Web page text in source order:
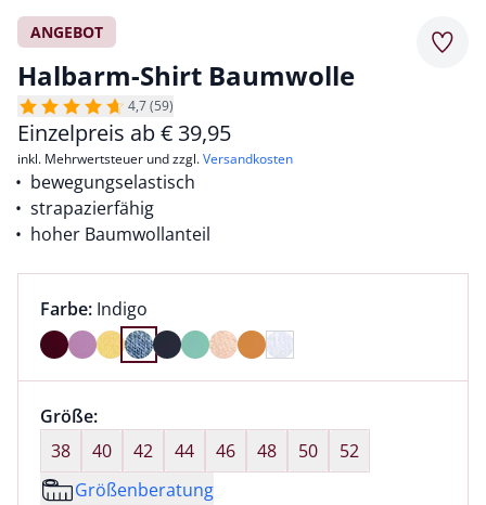
ANGEBOT
Halbarm-Shirt Baumwolle
4,7 (59)
Einzelpreis ab€ 39,95
inkl. Mehrwertsteuer und zzgl.Versandkosten
bewegungselastisch
strapazierfähig
hoher Baumwollanteil
Farbauswahl:
Farbe: aktuell ausgewählt:
Indigo
Farbe Indigo ausgewählt
Größenauswahl:
Größe:nichts ausgewählt
38
40 42 44 46 48 50
52
Größenberatung